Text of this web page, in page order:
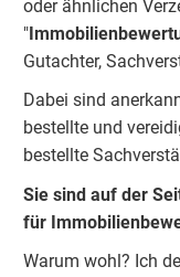
oder ähnlichen
"
Gutachter,
Dabei sind
bestellte und
bestellte
Sie sind auf der
für
Warum wohl? Ich